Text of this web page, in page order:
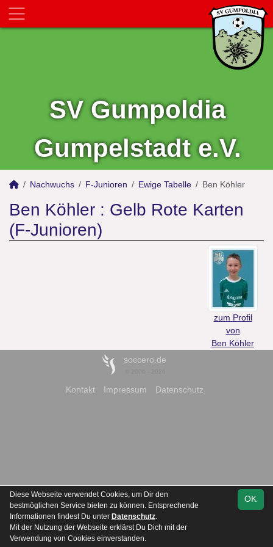
SV Gumpoldia
Gumpelstadt e.V.
Nachwuchs F-Junioren Ewige Tabelle Ben Köhler
Ben Köhler : Gelb Rote Karten
(F-Junioren)
zum Profil
von
Ben Köhler
soccero.de
Kontakt Impressum Datenschutz
OK
Diese Webseite verwendet Cookies, um Dir den
bestmöglichen Service bieten zu können. Entsprechende
Informationen findest Du unter Datenschutz.
Mit der Nutzung der Webseite erklärst Du Dich mit der
Verwendung von Cookies einverstanden.